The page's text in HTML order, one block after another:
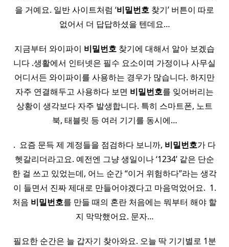
을 거예요. 일반 사이트처럼 ‘비밀번호 찾기’ 버튼이 따로
없어서 더 답답하셨을 텐데요…
지금부터 와이파이 비밀번호 찾기에 대해서 알아 보겠습
니다 .생활에서 인터넷은 필수 요소이며 가정이나 사무실
어디서든 와이파이를 사용하는 경우가 많습니다. 하지만
자주 연결해두고 사용하다 보면 비밀번호를 잊어버리는
상황이 생각보다 자주 발생합니다. 특히 스마트폰, 노트
북, 태블릿 등 여러 기기를 동시에…
. ​ 요즘 문득 제 계정들을 점검하다 보니까, 비밀번호가 다
헷갈리더라고요. 예전엔 그냥 생일이나 ‘1234’ 같은 단순
한 걸 쓰고 있었는데, 어느 순간 “이거 위험하다”라는 생각
이 들면서 진짜 제대로 만들어야겠다고 마음먹었어요. ​ 1.
처음 비밀번호를 만들 때의 혼란 처음에는 뭐부터 해야 할
지 막막했어요. 문자…
필요한 순간은 늘 갑자기 찾아와요. 오늘 딱 기기별로 1분